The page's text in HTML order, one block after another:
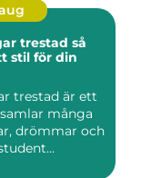
trestad så
stil för din
trestad är ett
många
drömmar och